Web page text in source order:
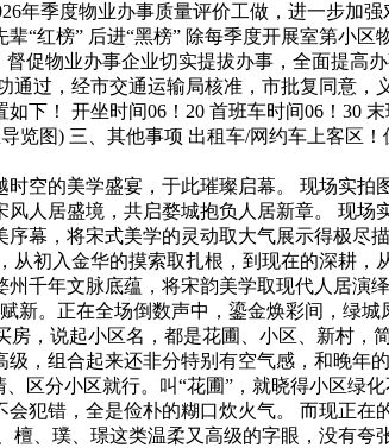
季度物业办事质量评价工做，进一步加强
“红榜” 后进“黑榜” 除每季度开展室第小
促物业办事企业切实提拔办事，全面提高
，经市交通运输局核准，市批复同意，
下！ 开坐时间06！20 首班车时间06！30
图) 三、其他事项 出租车/网约车上客区
的美学盛宴，于此璀璨启幕。 现场实拍
人居盛境，共启婺城抱负人居新章。 现场
幕，将宋式美学的灵动取大气展示得极尽
初入金华的摸索取扎根，到现在的深耕
千年文脉底蕴，将宋韵美学取现代人居演
。正在全场倒数声中，鎏金焕彩间，绿城
说起小区名，都是花圃、小区、新村，
，组合起来还非分特别有空气感，和晚年
区分小区就行。叫“花圃”，就晓得小区绿
犯错，全是俭朴的糊口炊火气。 而现正
、璞、璟这类温柔又高级的字眼，没有夸